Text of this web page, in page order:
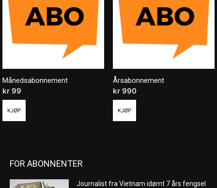
Månedsabonnement
kr 99
KJØP
Årsabonnement
kr990
KJØP
FOR ABONNENTER
Journalist fra Vietnam idømt 7 års fengsel